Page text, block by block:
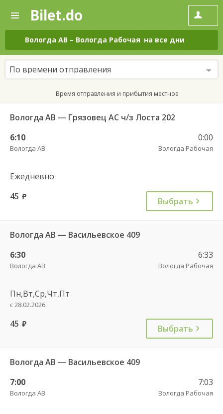
—
Поиск
и
покупка
билетов
на
автобус
онлайн
Bilet.do
Вологда АВ – Вологда Рабочая на все дни
По времени отправления
Время отправления и прибытия местное
Вологда АВ — Грязовец АС ч/з Лоста 202
6:10
Вологда АВ
0:00
Вологда Рабочая
Ежедневно
45 руб. Выбрать
Вологда АВ — Васильевское 409
6:30
Вологда АВ
6:33
Вологда Рабочая
Пн,Вт,Ср,Чт,Пт
с 28.02.2026
45 руб. Выбрать
Вологда АВ — Васильевское 409
7:00
Вологда АВ
7:03
Вологда Рабочая